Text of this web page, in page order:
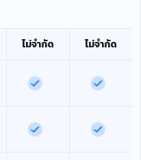
ไม่จำกัด ไม่จำกัด